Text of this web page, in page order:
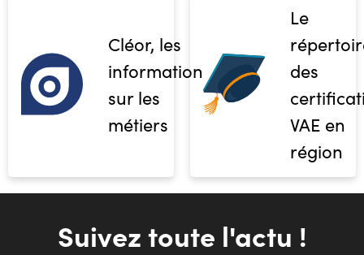
Cléor, les
informations
sur les
métiers
Le
des
VAE en
région
Suivez toute l'actu !